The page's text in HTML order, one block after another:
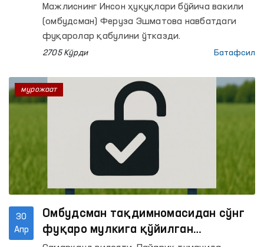
Мажлиснинг Инсон ҳуқуқлари бўйича вакили
(омбудсман) Феруза Эшматова навбатдаги
фуқаролар қабулини ўтказди.
2705 Кўрди Батафсил
30
Апр
Омбудсман тақдимномасидан сўнг
фуқаро мулкига қўйилган
мурожаат